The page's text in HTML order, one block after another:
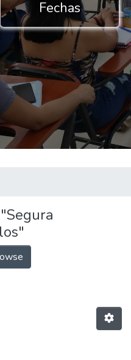
Fechas